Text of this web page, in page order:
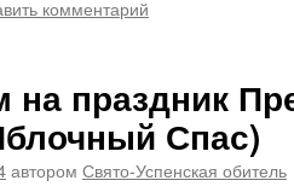
комментарий
на праздник
Спас)
автором Свято-Успенская обитель